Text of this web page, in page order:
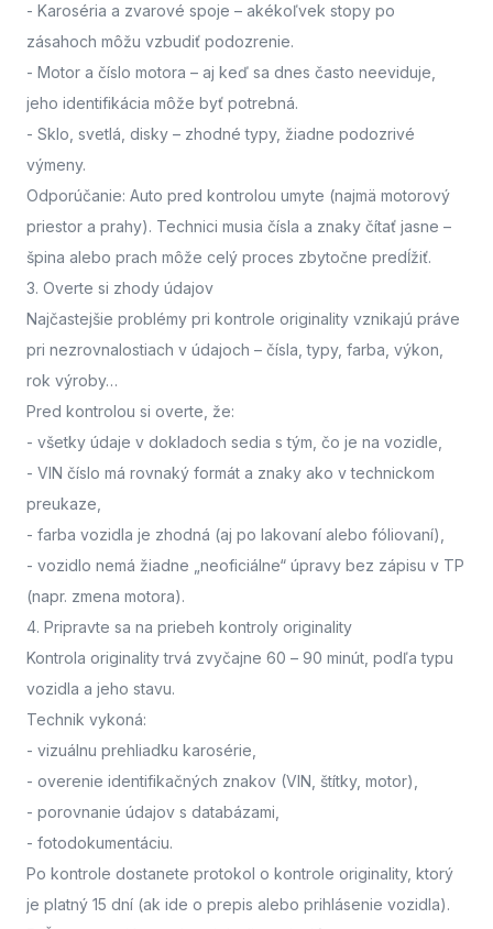
- Karoséria a zvarové spoje – akékoľvek stopy po
zásahoch môžu vzbudiť podozrenie.
- Motor a číslo motora – aj keď sa dnes často neeviduje,
jeho identifikácia môže byť potrebná.
- Sklo, svetlá, disky – zhodné typy, žiadne podozrivé
výmeny.
Odporúčanie: Auto pred kontrolou umyte (najmä motorový
priestor a prahy). Technici musia čísla a znaky čítať jasne –
špina alebo prach môže celý proces zbytočne predĺžiť.
3. Overte si zhody údajov
Najčastejšie problémy pri kontrole originality vznikajú práve
pri nezrovnalostiach v údajoch – čísla, typy, farba, výkon,
rok výroby…
Pred kontrolou si overte, že:
- všetky údaje v dokladoch sedia s tým, čo je na vozidle,
- VIN číslo má rovnaký formát a znaky ako v technickom
preukaze,
- farba vozidla je zhodná (aj po lakovaní alebo fóliovaní),
- vozidlo nemá žiadne „neoficiálne“ úpravy bez zápisu v TP
(napr. zmena motora).
4. Pripravte sa na priebeh kontroly originality
Kontrola originality trvá zvyčajne 60 – 90 minút , podľa typu
vozidla a jeho stavu.
Technik vykoná:
- vizuálnu prehliadku karosérie,
- overenie identifikačných znakov (VIN, štítky, motor),
- porovnanie údajov s databázami,
- fotodokumentáciu.
Po kontrole dostanete protokol o kontrole originality, ktorý
je platný 15 dní (ak ide o prepis alebo prihlásenie vozidla).